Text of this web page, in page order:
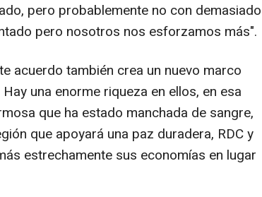
pero probablemente no con demasiado
pero nosotros nos esforzamos más".
acuerdo también crea un nuevo marco
una enorme riqueza en ellos, en esa
que ha estado manchada de sangre,
que apoyará una paz duradera, RDC y
estrechamente sus economías en lugar